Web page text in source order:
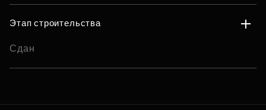
Этап строительства
Сдан